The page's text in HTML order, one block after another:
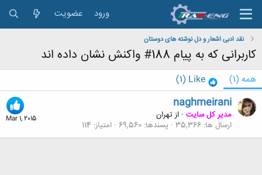
ورود عضویت
نقد ادبی اشعار و دل نوشته های دوستان
کاربرانی که به پیام 188# واکنش نشان داده اند
همه (1)
Like
(1)
Mar 1, 2015
naghmeirani
مدیر کل سایت · ازتهران
ارسال ها 35,366 پسندها 69,560 امتیاز 114